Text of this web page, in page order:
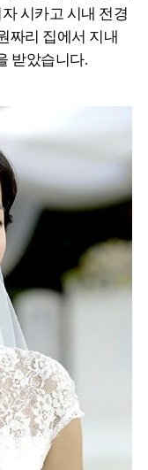
시카고 시내 전경
짜리 집에서 지내
받았습니다.